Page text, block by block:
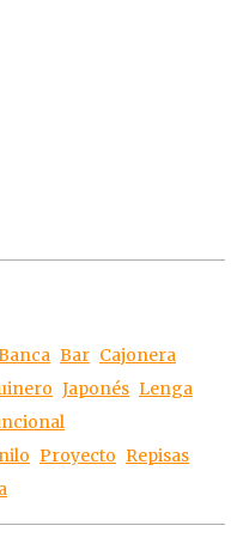
Bar Cajonera
Japonés Lenga
Proyecto Repisas